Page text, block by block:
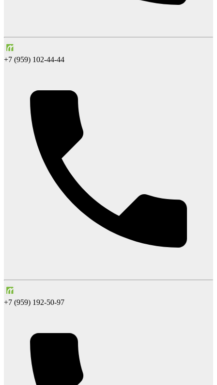
+7 (959) 102-44-44
+7 (959) 192-50-97